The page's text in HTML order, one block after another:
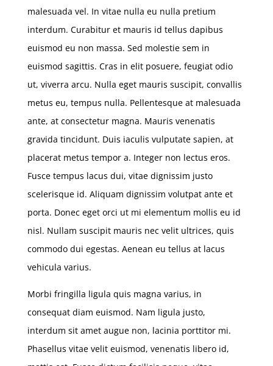
malesuada vel. In vitae nulla eu nulla pretium
interdum. Curabitur et mauris id tellus dapibus
euismod eu non massa. Sed molestie sem in
euismod sagittis. Cras in elit posuere, feugiat odio
ut, viverra arcu. Nulla eget mauris suscipit, convallis
metus eu, tempus nulla. Pellentesque at malesuada
ante, at consectetur magna. Mauris venenatis
gravida tincidunt. Duis iaculis vulputate sapien, at
placerat metus tempor a. Integer non lectus eros.
Fusce tempus lacus dui, vitae dignissim justo
scelerisque id. Aliquam dignissim volutpat ante et
porta. Donec eget orci ut mi elementum mollis eu id
nisl. Nullam suscipit mauris nec velit ultrices, quis
commodo dui egestas. Aenean eu tellus at lacus
vehicula varius.
Morbi fringilla ligula quis magna varius, in
consequat diam euismod. Nam ligula justo,
interdum sit amet augue non, lacinia porttitor mi.
Phasellus vitae velit euismod, venenatis libero id,